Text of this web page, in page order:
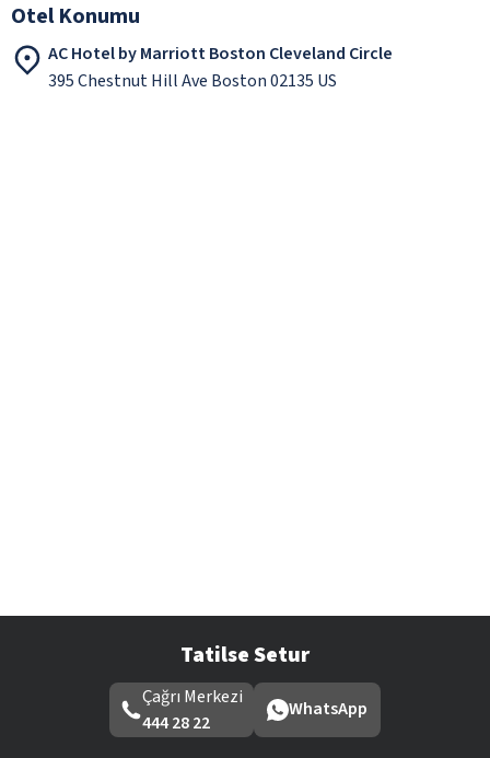
Otel Konumu
AC Hotel by Marriott Boston Cleveland Circle
395 Chestnut Hill Ave Boston 02135 US
Tatilse Setur
Çağrı Merkezi
444 28 22
WhatsApp